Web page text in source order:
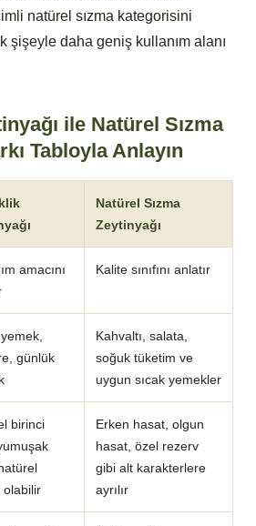
natürel sızma kategorisini
şişeyle daha geniş kullanım alanı
ile Natürel Sızma
Tabloyla Anlayın
Natürel Sızma
Zeytinyağı
amacını
Kalite sınıfını anlatır
günlük
Kahvaltı, salata,
soğuk tüketim ve
uygun sıcak yemekler
birinci
olabilir
Erken hasat, olgun
hasat, özel rezerv
gibi alt karakterlere
ayrılır